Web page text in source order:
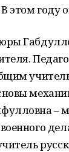
этом году
–